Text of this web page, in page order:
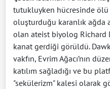
tutukluyken hücresinde ölü
oluşturduğu karanlık ağda
olan ateist biyolog Richard
kanat gerdiği görüldü.
vakfın, Evrim Ağacı’nın
katılım sağladığı ve bu
"sekülerizm" kalesi olarak